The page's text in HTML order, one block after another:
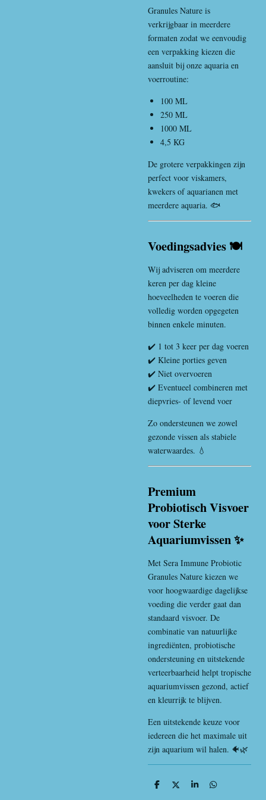
Granules Nature is
verkrijgbaar in meerdere
formaten zodat we eenvoudig
een verpakking kiezen die
aansluit bij onze aquaria en
voerroutine:
100 ML
250 ML
1000 ML
4,5 KG
De grotere verpakkingen zijn
perfect voor viskamers,
kwekers of aquarianen met
meerdere aquaria. 🐟
Voedingsadvies 🍽️
Wij adviseren om meerdere
keren per dag kleine
hoeveelheden te voeren die
volledig worden opgegeten
binnen enkele minuten.
✔️ 1 tot 3 keer per dag voeren
✔️ Kleine porties geven
✔️ Niet overvoeren
✔️ Eventueel combineren met
diepvries- of levend voer
Zo ondersteunen we zowel
gezonde vissen als stabiele
waterwaardes. 💧
Premium
Probiotisch Visvoer
voor Sterke
Aquariumvissen ✨
Met Sera Immune Probiotic
Granules Nature kiezen we
voor hoogwaardige dagelijkse
voeding die verder gaat dan
standaard visvoer. De
combinatie van natuurlijke
ingrediënten, probiotische
ondersteuning en uitstekende
verteerbaarheid helpt tropische
aquariumvissen gezond, actief
en kleurrijk te blijven.
Een uitstekende keuze voor
iedereen die het maximale uit
zijn aquarium wil halen. 🐠🌿
D
D
S
D